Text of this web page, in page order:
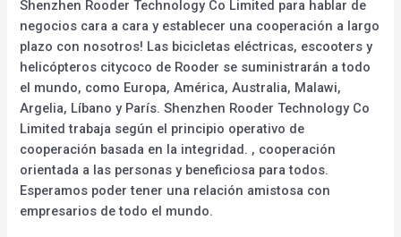
Shenzhen Rooder Technology Co Limited para hablar de
negocios cara a cara y establecer una cooperación a largo
plazo con nosotros! Las bicicletas eléctricas, escooters y
helicópteros citycoco de Rooder se suministrarán a todo
el mundo, como Europa, América, Australia, Malawi,
Argelia, Líbano y París. Shenzhen Rooder Technology Co
Limited trabaja según el principio operativo de
cooperación basada en la integridad. , cooperación
orientada a las personas y beneficiosa para todos.
Esperamos poder tener una relación amistosa con
empresarios de todo el mundo.